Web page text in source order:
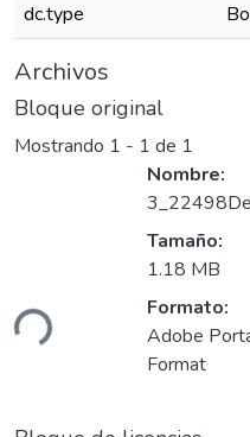
dc.type
Archivos
Bloque original
Mostrando 1 - 1 de 1
Nombre:
Tamaño:
1.18 MB
Formato:
Adobe
Format